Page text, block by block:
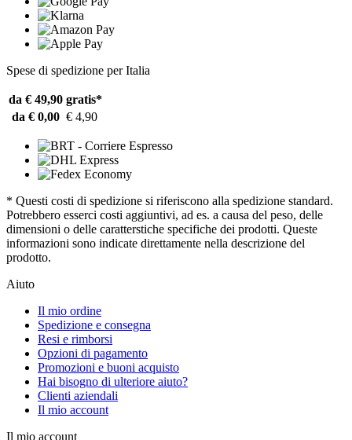
Spese di spedizione per Italia
da € 49,90 gratis*
da € 0,00 € 4,90
* Questi costi di spedizione si riferiscono alla spedizione standard.
Potrebbero esserci costi aggiuntivi, ad es. a causa del peso, delle
dimensioni o delle caratterstiche specifiche dei prodotti. Queste
informazioni sono indicate direttamente nella descrizione del
prodotto.
Aiuto
Il mio ordine
Spedizione e consegna
Resi e rimborsi
Opzioni di pagamento
Promozioni e buoni acquisto
Hai bisogno di ulteriore aiuto?
Clienti aziendali
Il mio account
Il mio account